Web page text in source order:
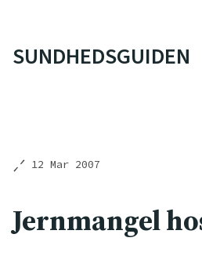
SUNDHEDSGUIDEN
12 Mar 2007
Jernmangel